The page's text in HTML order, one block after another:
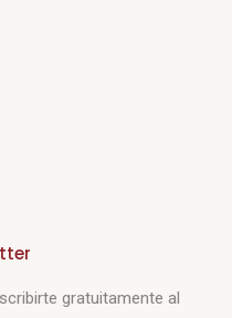
gratuitamente al